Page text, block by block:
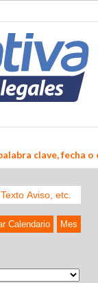
clave, fecha
Calendario Mes